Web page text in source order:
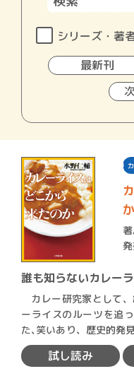
シリーズ・著
最新刊
か
誰も知らないカレー
カレー研究家として
ーライスのルーツを追
た､笑いあり、歴史的発
幕末、…
試し読み